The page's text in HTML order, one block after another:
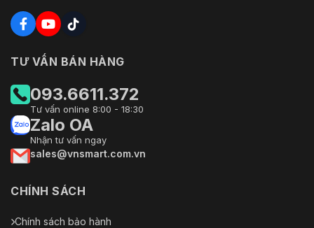
TƯ VẤN BÁN HÀNG
093.6611.372
Tư vấn online 8:00 - 18:30
Zalo OA
Nhận tư vấn ngay
sales@vnsmart.com.vn
CHÍNH SÁCH
Chính sách bảo hành